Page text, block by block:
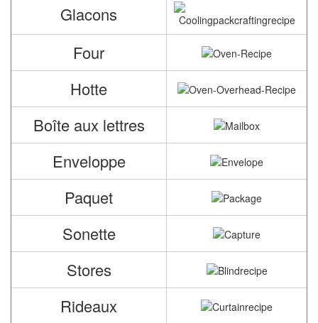
Glacons
Four
Hotte
Boîte aux lettres
Enveloppe
Paquet
Sonette
Stores
Rideaux